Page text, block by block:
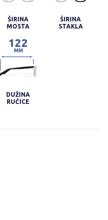
ŠIRINA
MOSTA
ŠIRINA
STAKLA
122
MM
DUŽINA
RUČICE